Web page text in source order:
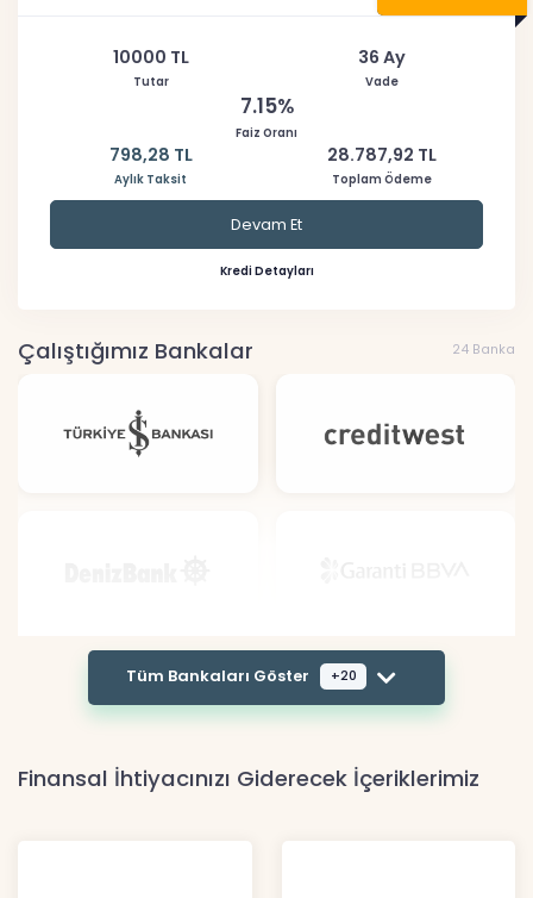
10000 TL
Tutar
36 Ay
Vade
7.15%
Faiz Oranı
798,28 TL
Aylık Taksit
28.787,92 TL
Toplam Ödeme
Devam Et
Kredi Detayları
Çalıştığımız Bankalar 24 Banka
Tüm Bankaları Göster +20
Finansal İhtiyacınızı Giderecek İçeriklerimiz